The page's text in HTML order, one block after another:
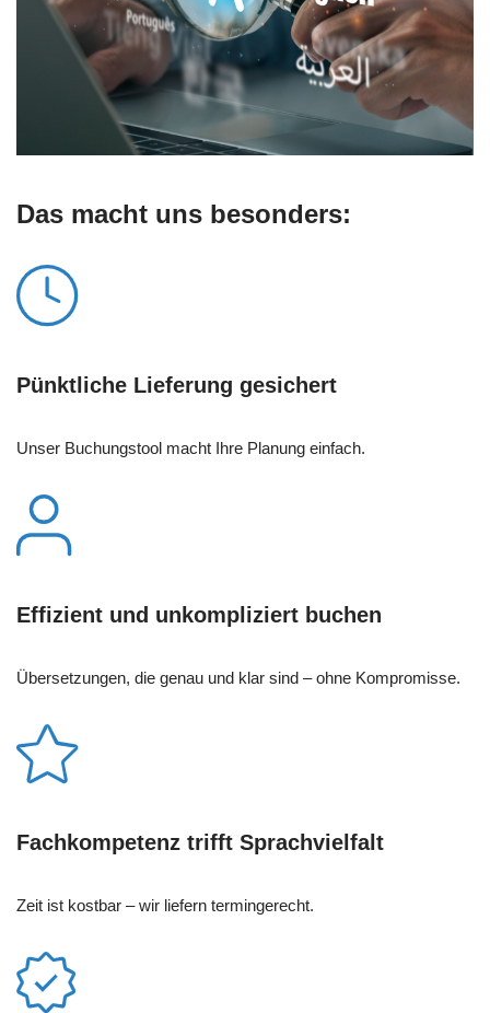
Das macht uns besonders:
Pünktliche Lieferung gesichert
Unser Buchungstool macht Ihre Planung einfach.
Effizient und unkompliziert buchen
Übersetzungen, die genau und klar sind – ohne Kompromisse.
Fachkompetenz trifft Sprachvielfalt
Zeit ist kostbar – wir liefern termingerecht.